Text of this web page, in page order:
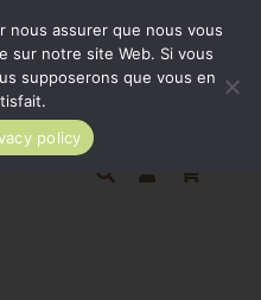
Livraison France entière
à partir de 35€.
à partir de 80€
nous assurer que nous vous
sur notre site Web. Si vous
supposerons que vous en
policy